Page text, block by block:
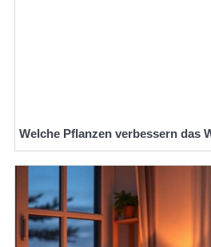
Welche Pflanzen verbessern das